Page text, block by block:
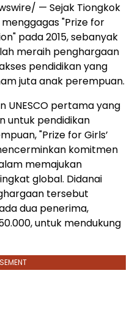
— Sejak Tiongkok
"Prize for
pada 2015, sebanyak
meraih penghargaan
pendidikan yang
juta anak perempuan.
UNESCO pertama yang
untuk pendidikan
"Prize for Girls’
komitmen
memajukan
global. Didanai
tersebut
dua penerima,
untuk mendukung